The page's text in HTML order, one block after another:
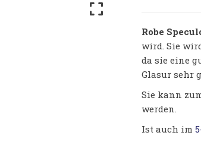
Robe
wird. Sie
da sie eine
Glasur sehr
Sie kann
werden.
Ist auch im